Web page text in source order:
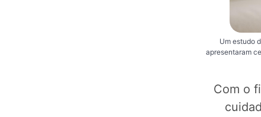
Um estudo
apresentaram
Com o